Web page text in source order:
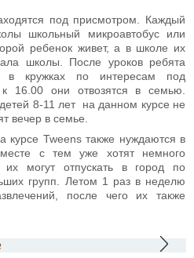
под присмотром. Каждый
школьный микроавтобус или
ребенок живет, а в школе их
школы. После уроков ребята
в кружках по интересам под
16.00 они отвозятся в семью.
8-11 лет на данном курсе не
вечер в семье.
курсе Tweens также нуждаются в
с тем уже хотят немного
могут отпускать в город по
групп. Летом 1 раз в неделю
после чего их также